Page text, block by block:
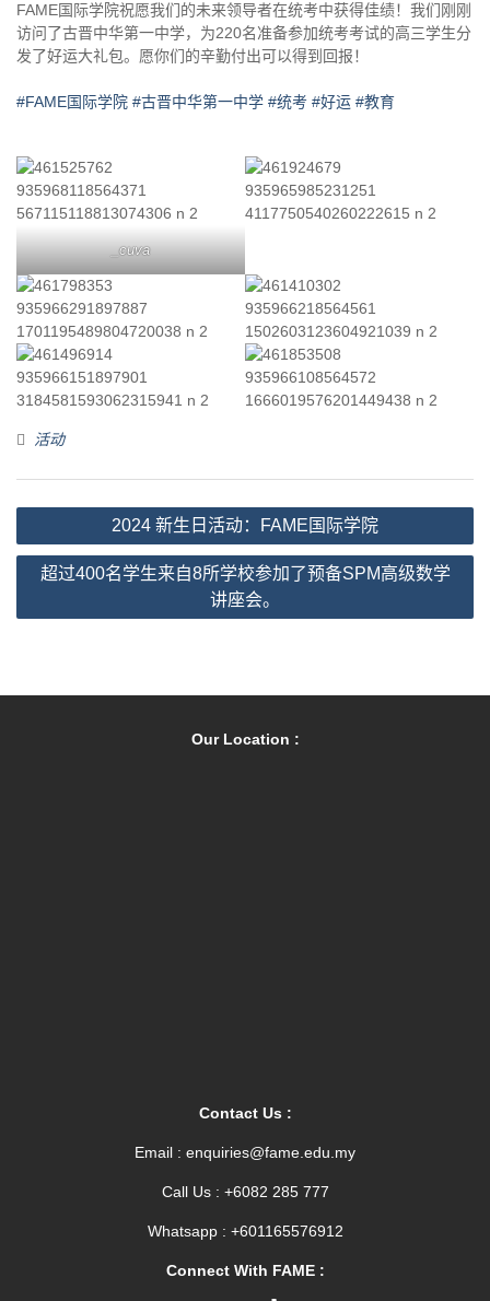
FAME国际学院祝愿我们的未来领导者在统考中获得佳绩！我们刚刚
访问了古晋中华第一中学，为220名准备参加统考考试的高三学生分
发了好运大礼包。愿你们的辛勤付出可以得到回报！
#FAME国际学院 #古晋中华第一中学 #统考 #好运 #教育
_cuva
活动
文
章
2024 新生日活动：FAME国际学院
超过400名学生来自8所学校参加了预备SPM高级数学
讲座会。
Our Location :
Contact Us :
Email : enquiries@fame.edu.my
Call Us : +6082 285 777
Whatsapp : +601165576912
Connect With FAME :